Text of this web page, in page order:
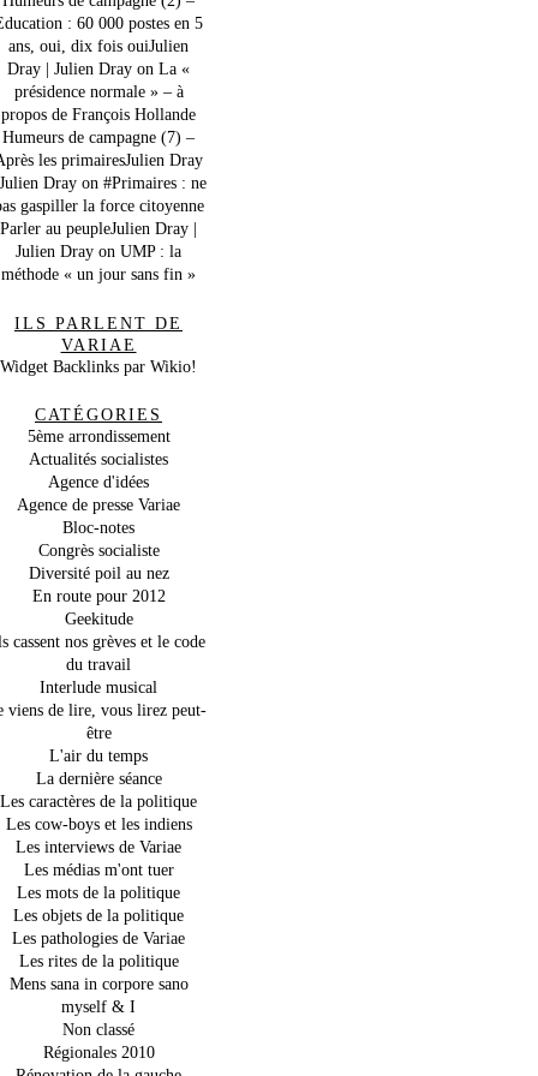
: 60 000 postes en 5
ans, oui, dix fois ouiJulien
Dray | Julien Dray on La «
présidence normale » – à
propos de François Hollande
Humeurs de campagne (7) –
les primairesJulien Dray
Dray on #Primaires : ne
gaspiller la force citoyenne
Parler au peupleJulien Dray |
Julien Dray on UMP : la
méthode « un jour sans fin »
ILS PARLENT DE
VARIAE
Widget Backlinks par Wikio!
CATÉGORIES
5ème arrondissement
Actualités socialistes
Agence d'idées
Agence de presse Variae
Bloc-notes
Congrès socialiste
Diversité poil au nez
En route pour 2012
Geekitude
cassent nos grèves et le code
du travail
Interlude musical
viens de lire, vous lirez peut-
être
L'air du temps
La dernière séance
Les caractères de la politique
Les cow-boys et les indiens
Les interviews de Variae
Les médias m'ont tuer
Les mots de la politique
Les objets de la politique
Les pathologies de Variae
Les rites de la politique
Mens sana in corpore sano
myself & I
Non classé
Régionales 2010